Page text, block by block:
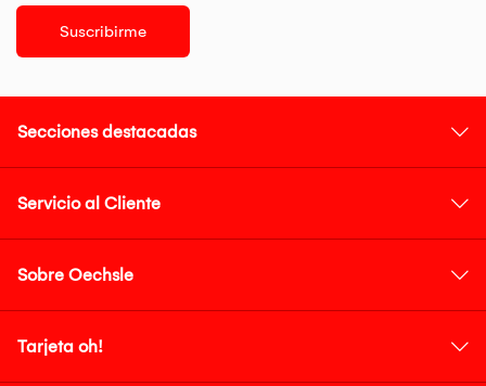
Suscribirme
Secciones destacadas
Servicio al Cliente
Sobre Oechsle
Tarjeta oh!